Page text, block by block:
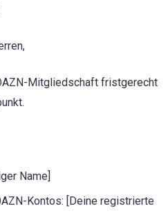
Mitgliedschaft fristgerecht
Name]
Kontos: [Deine registrierte